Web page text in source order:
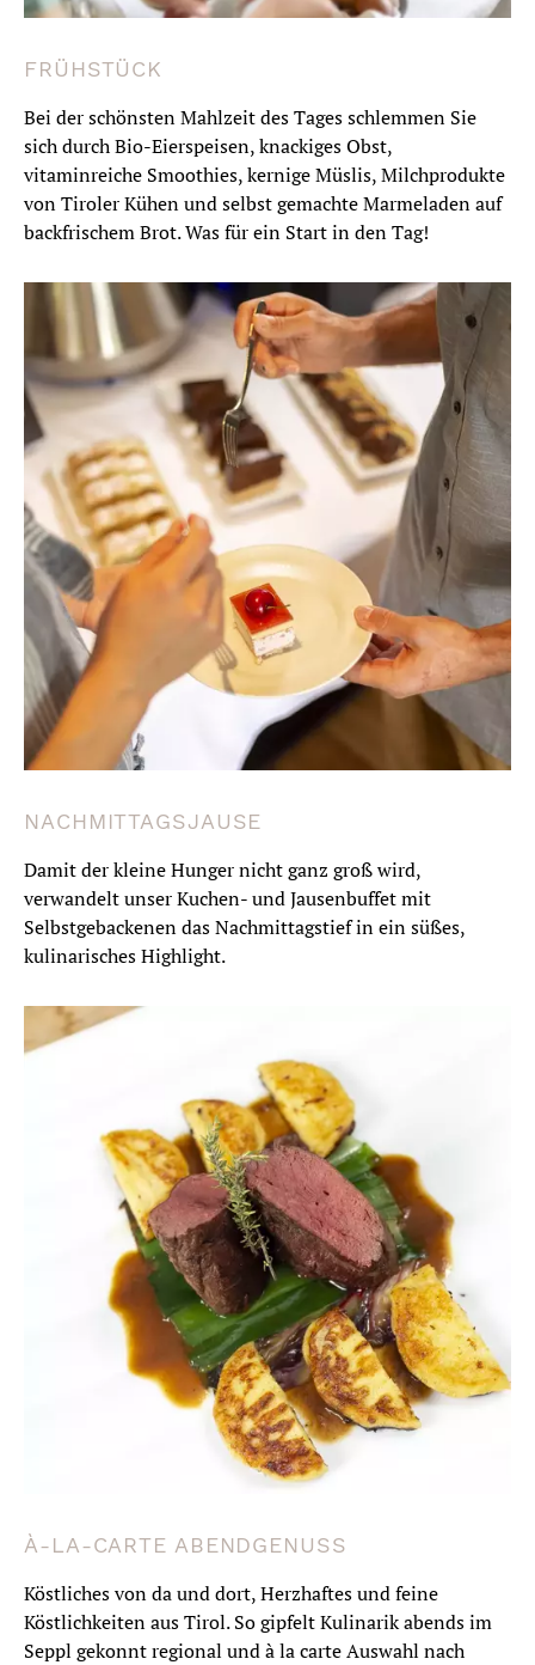
ROMANTIK IM SEPPL 2
NÄCHTE
2 Übernachtungen
10.01.2023 - 19.12.2024
ab € 235,37
Bei Fragen sind wir für Sie telefonisch
oder per E-mail immer erreichbar.
Buchen
FRÜHSTÜCK
Bei der schönsten Mahlzeit des Tages schlemmen Sie
sich durch Bio-Eierspeisen, knackiges Obst,
vitaminreiche Smoothies, kernige Müslis, Milchprodukte
von Tiroler Kühen und selbst gemachte Marmeladen auf
backfrischem Brot. Was für ein Start in den Tag!
NACHMITTAGSJAUSE
Damit der kleine Hunger nicht ganz groß wird,
verwandelt unser Kuchen- und Jausenbuffet mit
Selbstgebackenen das Nachmittagstief in ein süßes,
kulinarisches Highlight.
À-LA-CARTE ABENDGENUSS
Köstliches von da und dort, Herzhaftes und feine
Köstlichkeiten aus Tirol. So gipfelt Kulinarik abends im
Seppl gekonnt regional und à la carte Auswahl nach